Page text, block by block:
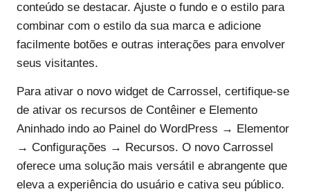
conteúdo se destacar. Ajuste o fundo e o estilo para
combinar com o estilo da sua marca e adicione
facilmente botões e outras interações para envolver
seus visitantes.
Para ativar o novo widget de Carrossel, certifique-se
de ativar os recursos de Contêiner e Elemento
Aninhado indo ao Painel do WordPress → Elementor
→ Configurações → Recursos. O novo Carrossel
oferece uma solução mais versátil e abrangente que
eleva a experiência do usuário e cativa seu público.